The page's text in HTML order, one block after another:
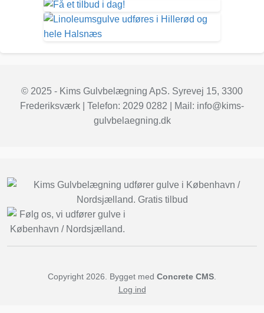
© 2025 - Kims Gulvbelægning ApS. Syrevej 15, 3300
Frederiksværk | Telefon: 2029 0282 | Mail: info@kims-
gulvbelaegning.dk
Copyright 2026. Bygget med Concrete CMS
Log ind